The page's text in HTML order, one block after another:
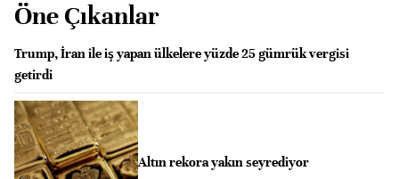
Öne Çıkanlar
Trump, İran ile iş yapan ülkelere yüzde 25 gümrük vergisi
getirdi
Altın rekora yakın seyrediyor